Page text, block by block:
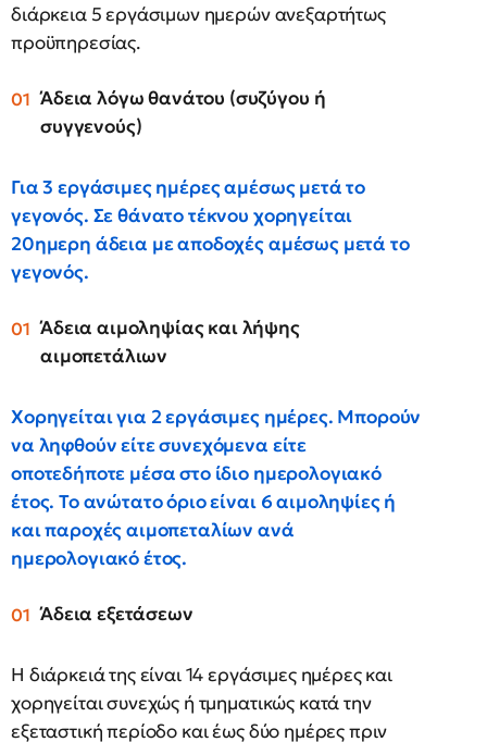
διάρκεια 5 εργάσιμων ημερών ανεξαρτήτως
προϋπηρεσίας.
Άδεια λόγω θανάτου (συζύγου ή
συγγενούς)
Για 3 εργάσιμες ημέρες αμέσως μετά το
γεγονός. Σε θάνατο τέκνου χορηγείται
20ημερη άδεια με αποδοχές αμέσως μετά το
γεγονός.
Άδεια αιμοληψίας και λήψης
αιμοπετάλιων
Χορηγείται για 2 εργάσιμες ημέρες. Μπορούν
να ληφθούν είτε συνεχόμενα είτε
οποτεδήποτε μέσα στο ίδιο ημερολογιακό
έτος. Το ανώτατο όριο είναι 6 αιμοληψίες ή
και παροχές αιμοπεταλίων ανά
ημερολογιακό έτος.
Άδεια εξετάσεων
Η διάρκειά της είναι 14 εργάσιμες ημέρες και
χορηγείται συνεχώς ή τμηματικώς κατά την
εξεταστική περίοδο και έως δύο ημέρες πριν